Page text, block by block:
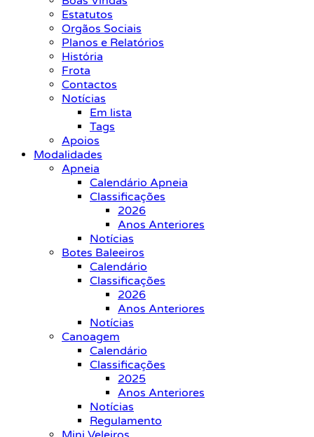
Estatutos
Orgãos Sociais
Planos e Relatórios
História
Frota
Contactos
Notícias
Em lista
Tags
Apoios
Modalidades
Apneia
Calendário Apneia
Classificações
2026
Anos Anteriores
Notícias
Botes Baleeiros
Calendário
Classificações
2026
Anos Anteriores
Notícias
Canoagem
Calendário
Classificações
2025
Anos Anteriores
Notícias
Regulamento